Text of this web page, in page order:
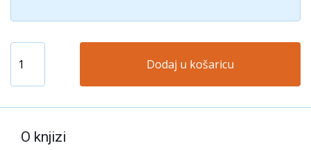
Dodaj u košaricu
O knjizi